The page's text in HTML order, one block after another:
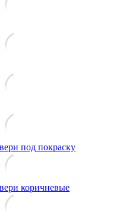
под покраску
коричневые